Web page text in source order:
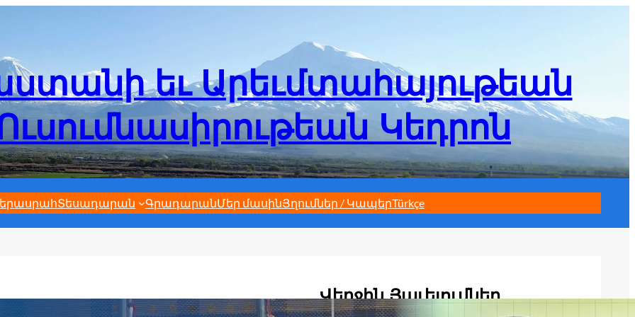
եւ Արեւմտահայութեան
Կեդրոն
Տեսադարան ԳրադարանՄեր մասինՅղումներ / ԿապերTürkçe
Վերջին Յաւելումներ